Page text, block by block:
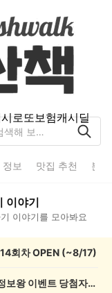
로또보험캐시딜
정보 맛집 추천 분
이야기
이야기를 모아봐요
회차 OPEN (~8/17)
💰[당첨자 발표] 26회차 우리 동네 정보왕 이벤트 당첨자를 발표합니다!